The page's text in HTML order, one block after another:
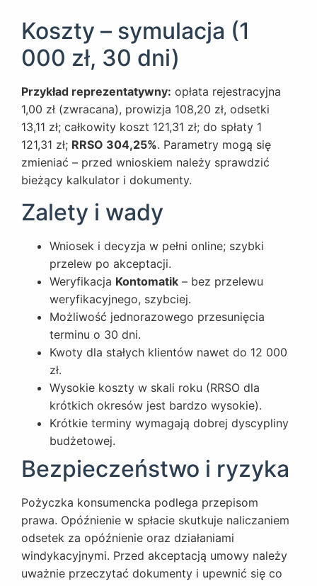
Koszty – symulacja (1
000 zł, 30 dni)
Przykład reprezentatywny: opłata rejestracyjna
1,00 zł (zwracana), prowizja 108,20 zł, odsetki
13,11 zł; całkowity koszt 121,31 zł; do spłaty 1
121,31 zł; RRSO 304,25%. Parametry mogą się
zmieniać – przed wnioskiem należy sprawdzić
bieżący kalkulator i dokumenty.
Zalety i wady
Wniosek i decyzja w pełni online; szybki
przelew po akceptacji.
Weryfikacja Kontomatik – bez przelewu
weryfikacyjnego, szybciej.
Możliwość jednorazowego przesunięcia
terminu o 30 dni.
Kwoty dla stałych klientów nawet do 12 000
zł.
Wysokie koszty w skali roku (RRSO dla
krótkich okresów jest bardzo wysokie).
Krótkie terminy wymagają dobrej dyscypliny
budżetowej.
Bezpieczeństwo i ryzyka
Pożyczka konsumencka podlega przepisom
prawa. Opóźnienie w spłacie skutkuje naliczaniem
odsetek za opóźnienie oraz działaniami
windykacyjnymi. Przed akceptacją umowy należy
uważnie przeczytać dokumenty i upewnić się co